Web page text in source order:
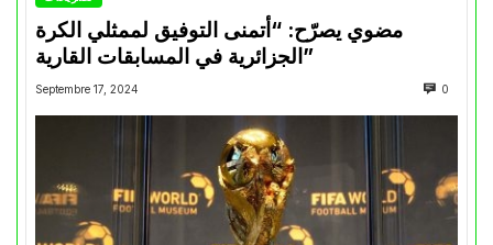
مضوي يصرّح: “أتمنى التوفيق لممثلي الكرة
الجزائرية في المسابقات القارية”
Septembre 17, 2024 0